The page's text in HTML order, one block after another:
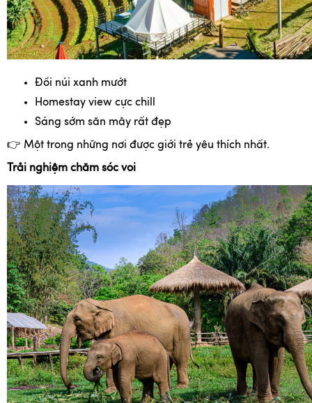
Đồi núi xanh mướt
Homestay view cực chill
Sáng sớm săn mây rất đẹp
👉 Một trong những nơi được giới trẻ yêu thích nhất.
Trải nghiệm chăm sóc voi